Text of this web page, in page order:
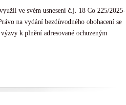
ve svém usnesení č.j. 18 Co 225/2025-
na vydání bezdůvodného obohacení se
k plnění adresované ochuzeným